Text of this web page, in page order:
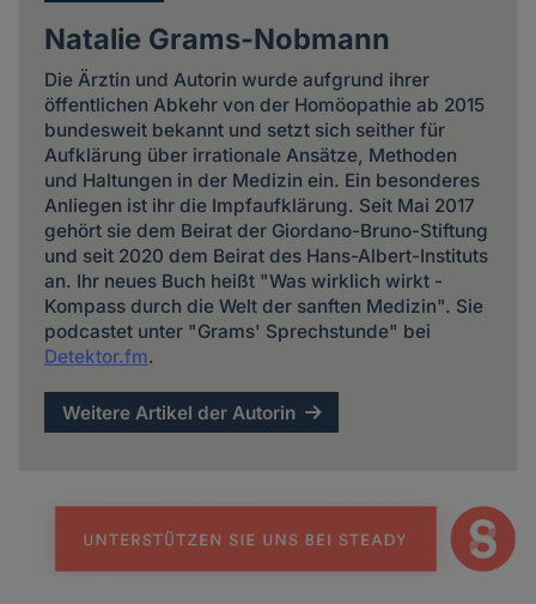
Natalie Grams-Nobmann
Die Ärztin und Autorin wurde aufgrund ihrer
öffentlichen Abkehr von der Homöopathie ab 2015
bundesweit bekannt und setzt sich seither für
Aufklärung über irrationale Ansätze, Methoden
und Haltungen in der Medizin ein. Ein besonderes
Anliegen ist ihr die Impfaufklärung. Seit Mai 2017
gehört sie dem Beirat der Giordano-Bruno-Stiftung
und seit 2020 dem Beirat des Hans-Albert-Instituts
an. Ihr neues Buch heißt "Was wirklich wirkt -
Kompass durch die Welt der sanften Medizin". Sie
podcastet unter "Grams' Sprechstunde" bei
Detektor.fm.
Weitere Artikel der Autorin